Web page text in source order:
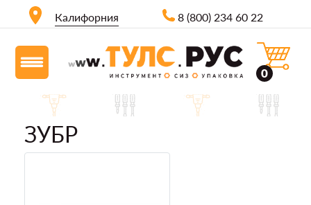
Калифорния 8 (800) 234 60 22
0
ЗУБР